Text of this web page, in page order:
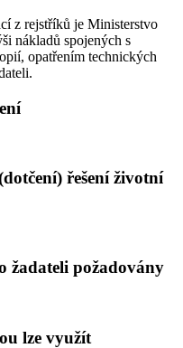
z rejstříků je Ministerstvo
nákladů spojených s
opatřením technických
řešení životní
žadateli požadovány
lze využít